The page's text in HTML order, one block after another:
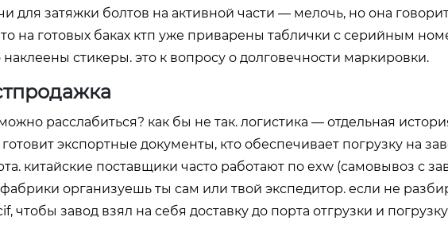
для затяжки болтов на активной части — мелочь, но она говорит
на готовых баках ктп уже приварены таблички с серийным
стикеры. это к вопросу о долговечности маркировки.
расслабиться? как бы не так. логистика — отдельная
экспортные документы, кто обеспечивает погрузку на
китайские поставщики часто работают по exw (самовывоз с
фабрики организуешь ты сам или твой экспедитор. если не
чтобы завод взял на себя доставку до порта отгрузки и